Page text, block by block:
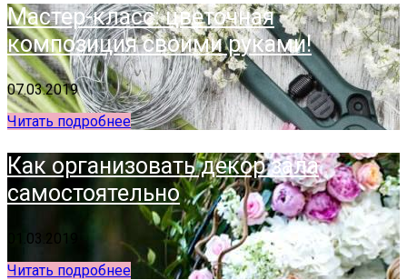
Мастер-класс: цветочная
композиция своими руками!
07.03.2019
Читать подробнее
Как организовать декор зала
самостоятельно
01.03.2019
Читать подробнее